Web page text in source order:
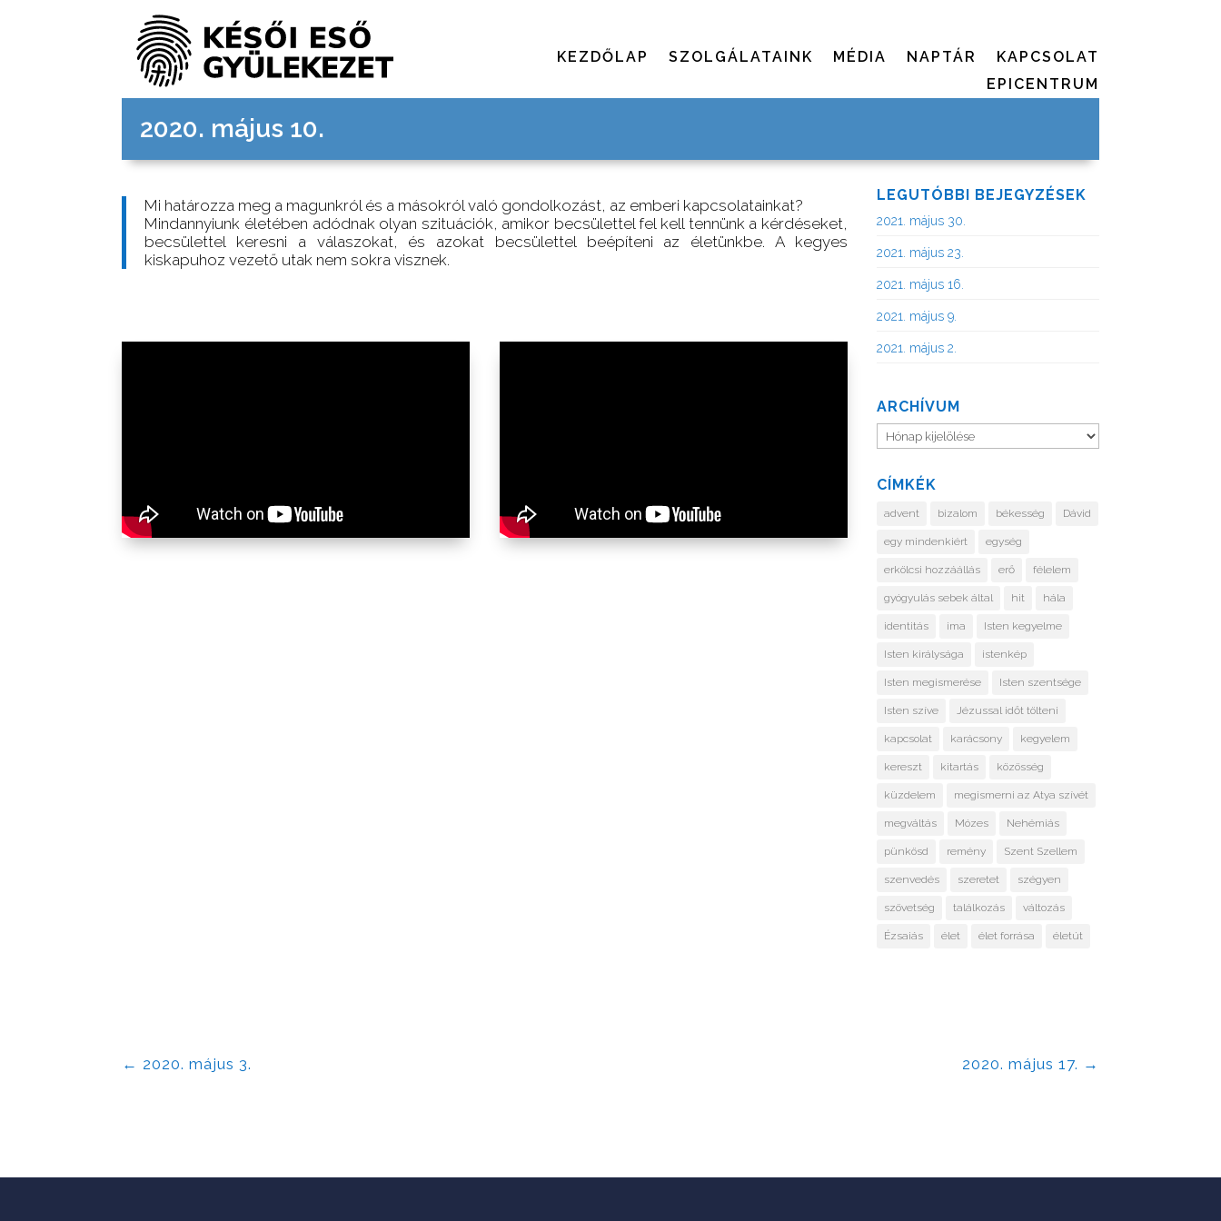
KEZDŐLAP SZOLGÁLATAINK MÉDIA NAPTÁR
KAPCSOLAT
EPICENTRUM
2020. május 10.
Mi határozza meg a magunkról és a másokról való gondolkozást, az emberi kapcsolatainkat?
Mindannyiunk életében adódnak olyan szituációk, amikor becsülettel fel kell tennünk a kérdéseket,
becsülettel keresni a válaszokat, és azokat becsülettel beépíteni az életünkbe. A kegyes
kiskapuhoz vezető utak nem sokra visznek.
LEGUTÓBBI BEJEGYZÉSEK
2021. május 30.
2021. május 23.
2021. május 16.
2021. május 9.
2021. május 2.
ARCHÍVUM
Archívum
CÍMKÉK
advent bizalom békesség Dávid
egy mindenkiért egység
erkölcsi hozzáállás erő félelem
gyógyulás sebek által hit hála
identitás ima Isten kegyelme
Isten királysága istenkép
Isten megismerése Isten szentsége
Isten szíve Jézussal időt tölteni
kapcsolat karácsony kegyelem
kereszt kitartás közösség
küzdelem megismerni az Atya szívét
megváltás Mózes Nehémiás
pünkösd remény Szent Szellem
szenvedés szeretet szégyen
szövetség találkozás változás
Ézsaiás élet élet forrása életút
← 2020. május 3. 2020. május 17. →